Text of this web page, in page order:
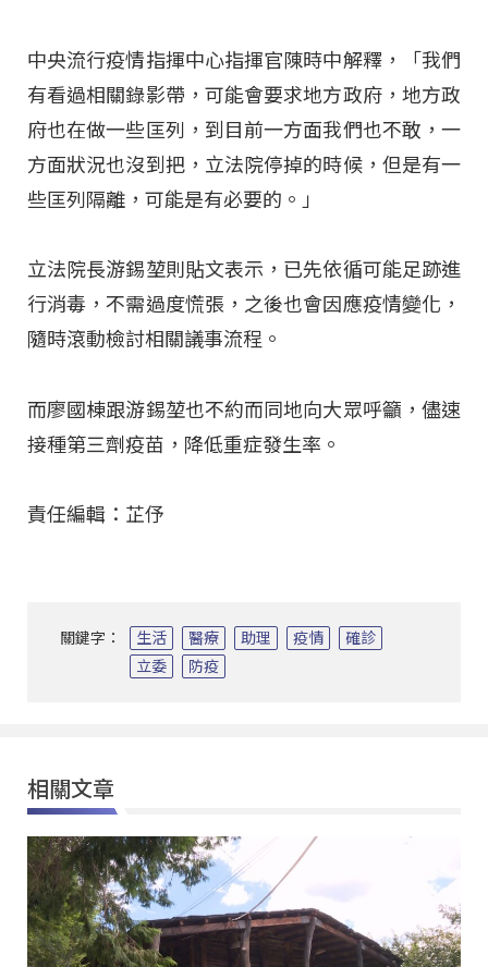
中央流行疫情指揮中心指揮官陳時中解釋，「我們
有看過相關錄影帶，可能會要求地方政府，地方政
府也在做一些匡列，到目前一方面我們也不敢，一
方面狀況也沒到把，立法院停掉的時候，但是有一
些匡列隔離，可能是有必要的。」
立法院長游錫堃則貼文表示，已先依循可能足跡進
行消毒，不需過度慌張，之後也會因應疫情變化，
隨時滾動檢討相關議事流程。
而廖國棟跟游錫堃也不約而同地向大眾呼籲，儘速
接種第三劑疫苗，降低重症發生率。
責任編輯：芷伃
關鍵字： 生活 醫療 助理 疫情
確診
立委
防疫
相關文章